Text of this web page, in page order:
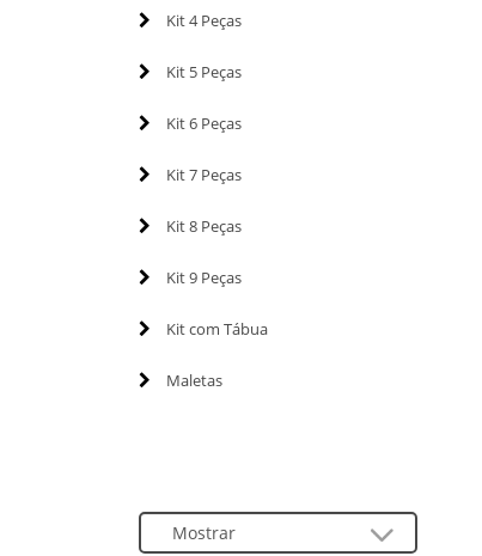
Kit 4 Peças
Kit 5 Peças
Kit 6 Peças
Kit 7 Peças
Kit 8 Peças
Kit 9 Peças
Kit com Tábua
Maletas